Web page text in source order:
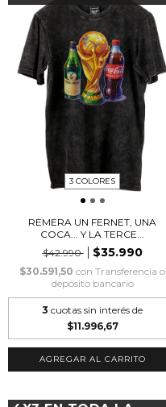
3 COLORES
REMERA UN FERNET, UNA
COCA... Y LA TERCE...
$42.990
$35.990
$30.591,50 con Transferencia o
depósito bancario
3 cuotas sin interés de
$11.996,67
AGREGAR AL CARRITO